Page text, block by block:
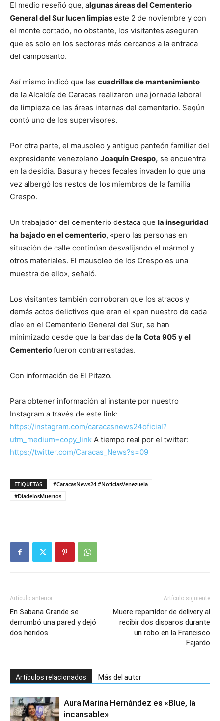
El medio reseñó que, algunas áreas del Cementerio
General del Sur lucen limpiaseste 2 de noviembre y con
el monte cortado, no obstante, los visitantes aseguran
que es solo en los sectores más cercanos a la entrada
del camposanto.
Así mismo indicó que las cuadrillas de mantenimiento
de la Alcaldía de Caracas realizaron una jornada laboral
de limpieza de las áreas internas del cementerio. Según
contó uno de los supervisores.
Por otra parte, el mausoleo y antiguo panteón familiar del
expresidente venezolano Joaquín Crespo, se encuentra
en la desidia. Basura y heces fecales invaden lo que una
vez albergó los restos de los miembros de la familia
Crespo.
Un trabajador del cementerio destaca que la inseguridad
ha bajado en el cementerio, «pero las personas en
situación de calle continúan desvalijando el mármol y
otros materiales. El mausoleo de los Crespo es una
muestra de ello», señaló.
Los visitantes también corroboran que los atracos y
demás actos delictivos que eran el «pan nuestro de cada
día» en el Cementerio General del Sur, se han
minimizado desde que la bandas de la Cota 905 y el
Cementeriofueron contrarrestadas.
Con información de El Pitazo.
Para obtener información al instante por nuestro
Instagram a través de este link:
https://instagram.com/caracasnews24oficial?
utm_medium=copy_link A tiempo real por el twitter:
https://twitter.com/Caracas_News?s=09
ETIQUETAS
#CaracasNews24 #NoticiasVenezuela
#DíadelosMuertos
Artículo anterior
En Sabana Grande se
derrumbó una pared y dejó
dos heridos
Artículo siguiente
Muere repartidor de delivery al
recibir dos disparos durante
un robo en la Francisco
Fajardo
Artículos relacionados Más del autor
Aura Marina Hernández es «Blue, la
incansable»